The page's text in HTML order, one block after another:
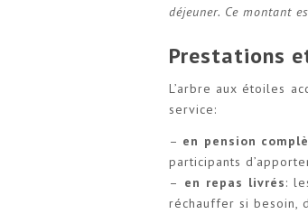
déjeuner. Ce montant
Prestations
L’arbre aux étoiles
service:
– en pension
participants
– en repas livrés:
réchauffer si besoin,